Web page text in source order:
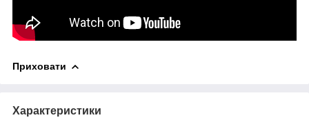
Приховати
Характеристики